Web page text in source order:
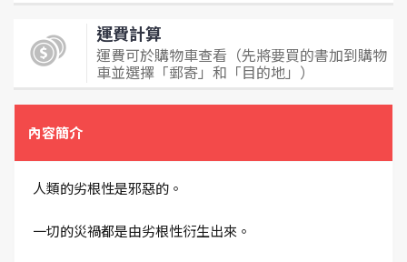
運費計算
運費可於購物車查看（先將要買的書加到購物
車並選擇「郵寄」和「目的地」）
內容簡介
人類的劣根性是邪惡的。
一切的災禍都是由劣根性衍生出來。